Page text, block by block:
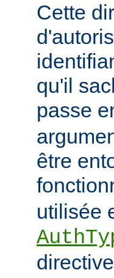
Cette
qu'il
passe
être
utilisée